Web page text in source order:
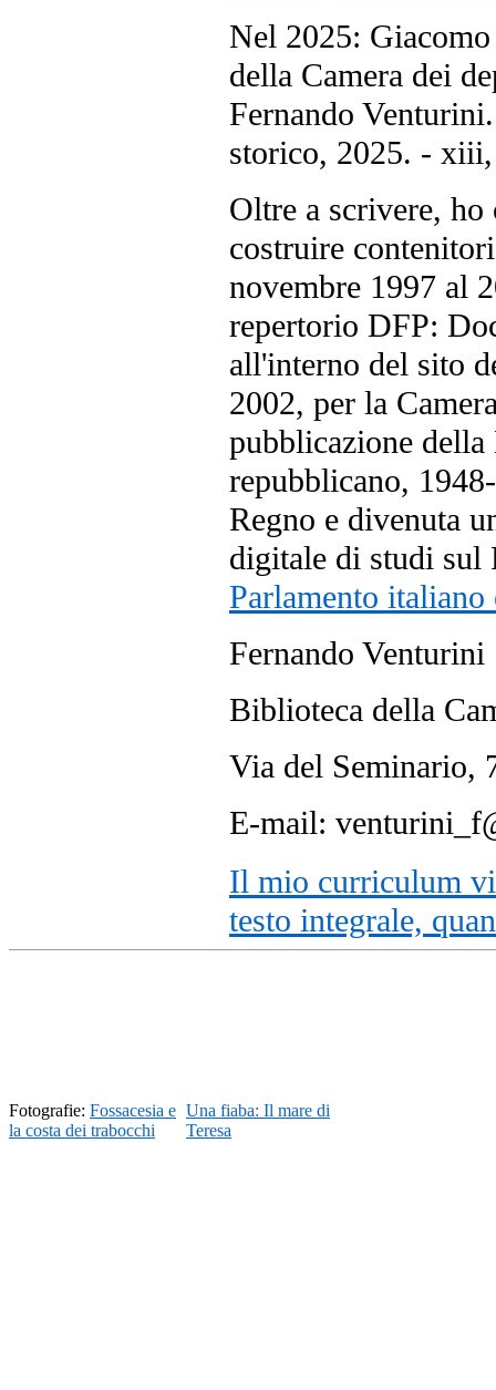
Nel 2025:
della Camera dei
Fernando
storico, 2025. -
Oltre a scrivere, ho
costruire
novembre 1997 al
repertorio DFP:
all'interno del sito
2002, per la
pubblicazione
repubblicano,
Regno e divenuta
digitale di studi sul
Parlamento
Fernando Venturini
Biblioteca della
Via del Seminario,
E-mail:
Il mio curriculum
testo integrale,
Fotografie: Fossacesia e
la costa dei trabocchi
Una fiaba: Il mare di
Teresa